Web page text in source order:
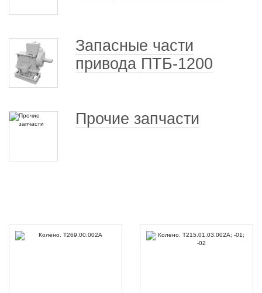
Запасные части
привода ПТБ-1200
Прочие запчасти